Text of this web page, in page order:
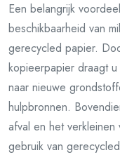
Een belangrijk
beschikbaarheid van
gerecycled papier.
kopieerpapier draagt
naar nieuwe
hulpbronnen.
afval en het
gebruik van